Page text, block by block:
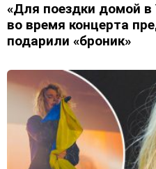
«Для поездки домой в
во время концерта
подарили «броник»